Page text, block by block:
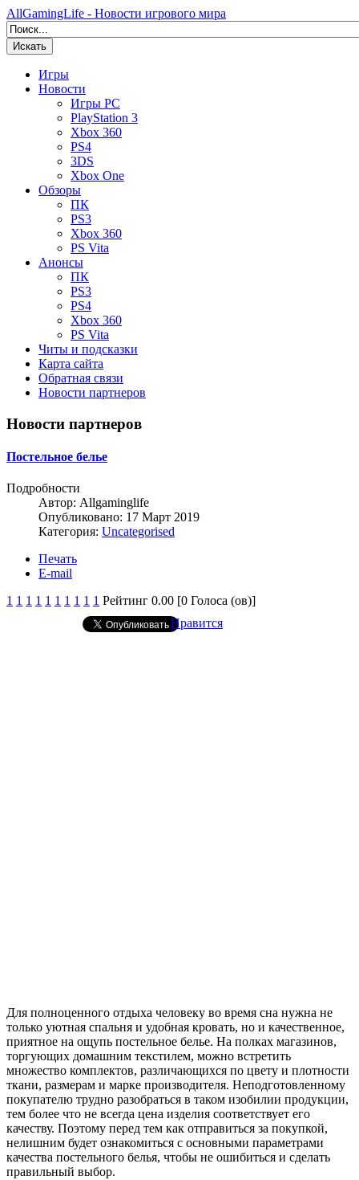
AllGamingLife - Новости игрового мира
Искать
Игры
Новости
Игры PC
PlayStation 3
Xbox 360
PS4
3DS
Xbox One
Обзоры
ПК
PS3
Xbox 360
PS Vita
Анонсы
ПК
PS3
PS4
Xbox 360
PS Vita
Читы и подсказки
Карта сайта
Обратная связи
Новости партнеров
Новости партнеров
Постельное белье
Подробности
Автор: Allgaminglife
Опубликовано: 17 Март 2019
Категория: Uncategorised
Печать
E-mail
1 1 1 1 1 1 1 1 1 1 Рейтинг 0.00 [0 Голоса (ов)]
Нравится
Для полноценного отдыха человеку во время сна нужна не
только уютная спальня и удобная кровать, но и качественное,
приятное на ощупь постельное белье. На полках магазинов,
торгующих домашним текстилем, можно встретить
множество комплектов, различающихся по цвету и плотности
ткани, размерам и марке производителя. Неподготовленному
покупателю трудно разобраться в таком изобилии продукции,
тем более что не всегда цена изделия соответствует его
качеству. Поэтому перед тем как отправиться за покупкой,
нелишним будет ознакомиться с основными параметрами
качества постельного белья, чтобы не ошибиться и сделать
правильный выбор.